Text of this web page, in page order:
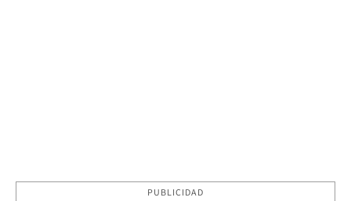
PUBLICIDAD